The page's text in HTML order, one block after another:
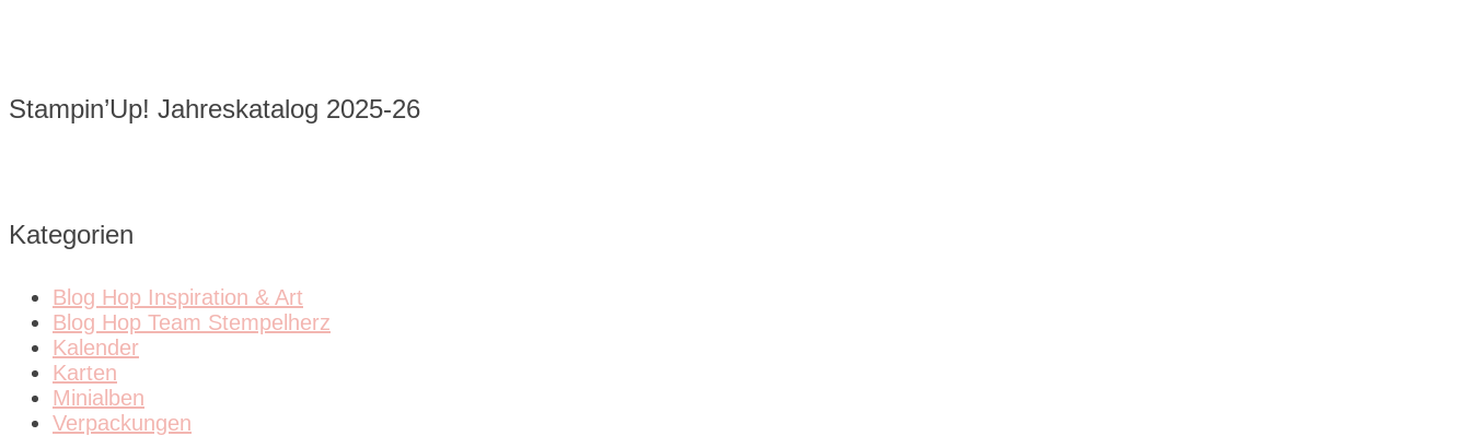
Stampin’Up! Jahreskatalog 2025-26
Kategorien
Blog Hop Inspiration & Art
Blog Hop Team Stempelherz
Kalender
Karten
Minialben
Verpackungen